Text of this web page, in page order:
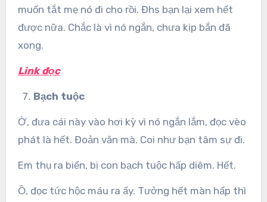
muốn tắt mẹ nó đi cho rồi. Đhs bạn lại xem hết
được nữa. Chắc là vì nó ngắn, chưa kịp bắn đã
xong.
Link đọc
Bạch tuộc
Ờ, đưa cái này vào hơi kỳ vì nó ngắn lắm, đọc vèo
phát là hết. Đoản văn mà. Coi như bạn tâm sự đi.
Em thụ ra biển, bị con bạch tuộc hấp diêm. Hết.
Ồ, đọc tức hộc máu ra ấy. Tưởng hết màn hấp thì